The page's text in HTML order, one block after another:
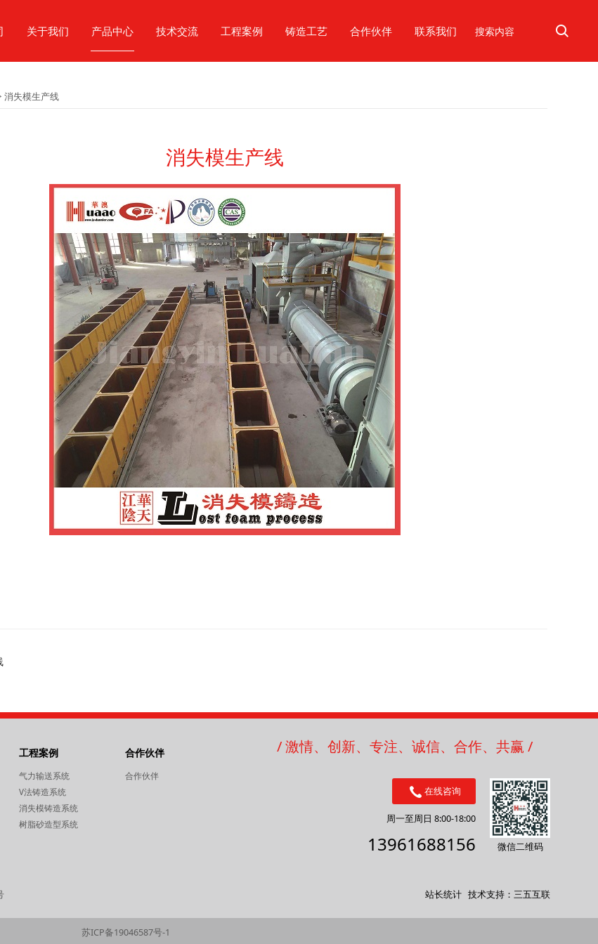
关于我们 产品中心 技术交流 工程案例 铸造工艺 合作伙伴 联系我们
线
消失模生产线
消失模生产线
工程案例
气力输送系统
V法铸造系统
消失模铸造系统
树脂砂造型系统
合作伙伴
合作伙伴
/ 激情、创新、专注、诚信、合作、共赢 /
在线咨询
周一至周日 8:00-18:00
13961688156 微信二维码
站长统计 技术支持：三五互联
苏ICP备19046587号-1